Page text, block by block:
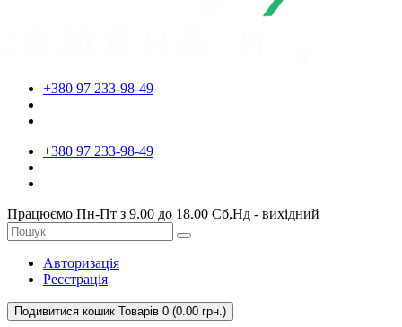
+380 97 233-98-49
+380 97 233-98-49
Працюємо Пн-Пт з 9.00 до 18.00 Сб,Нд - вихідний
Авторизація
Реєстрація
Подивитися кошик Товарів 0 (0.00 грн.)